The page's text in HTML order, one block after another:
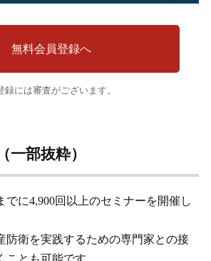
無料会員登録へ
録には審査がございます。
一部抜粋）
でに4,900回以上のセミナーを開催し
防衛を実践するための専門家との接
とも可能です。